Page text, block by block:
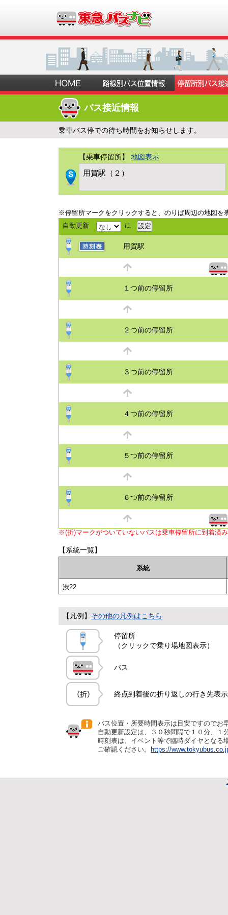
バス接近情報
乗車バス停での待ち時間をお知らせします。
【乗車停留所】 地図表示
用賀駅（２）
※停留所マークをクリックすると、のりば周辺の地図を
自動更新
に
用賀駅
１つ前の停留所
２つ前の停留所
３つ前の停留所
４つ前の停留所
５つ前の停留所
６つ前の停留所
※(折)マークがついていないバスは乗車停留所に到着済
【系統一覧】
系統
渋22
【凡例】 その他の凡例はこちら
停留所
（クリックで乗り場地図表示）
バス
終点到着後の折り返しの行き先表示
バス位置・所要時間表示は目安ですのでお
自動更新設定は、３０秒間隔で１０分、１
時刻表は、イベント等で臨時ダイヤとなる
ご確認ください。
https://